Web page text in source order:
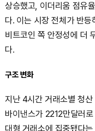
상승했고, 이더리움 점유
다. 이는 시장 전체가 반
비트코인 쪽 안정성에 더
다.
구조 변화
지난 4시간 거래소별 청
바이낸스가 2212만달러
대형 거래소에 집중됐다